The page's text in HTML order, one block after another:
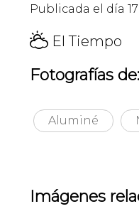
Publicada el día
H El Tiempo
Fotografías de:
Aluminé
Imágenes